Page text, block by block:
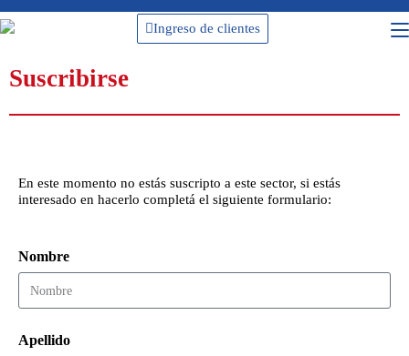
Ingreso de clientes
Suscribirse
En este momento no estás suscripto a este sector, si estás
interesado en hacerlo completá el siguiente formulario:
Nombre
Apellido